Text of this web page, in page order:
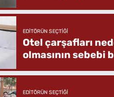
EDITÖRÜN SEÇTIĞI
Otel çarşafları
olmasının sebebi
EDITÖRÜN SEÇTIĞI